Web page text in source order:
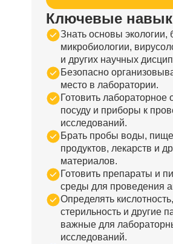
Ключевые
Знать основы экологии,
микробиологии,
и других научных
Безопасно
место в лаборатории.
Готовить лабораторное
посуду и приборы к
исследований.
Брать пробы воды,
продуктов, лекарств и
материалов.
Готовить препараты и
среды для проведения
Определять кислотность,
стерильность и другие
важные для
исследований.